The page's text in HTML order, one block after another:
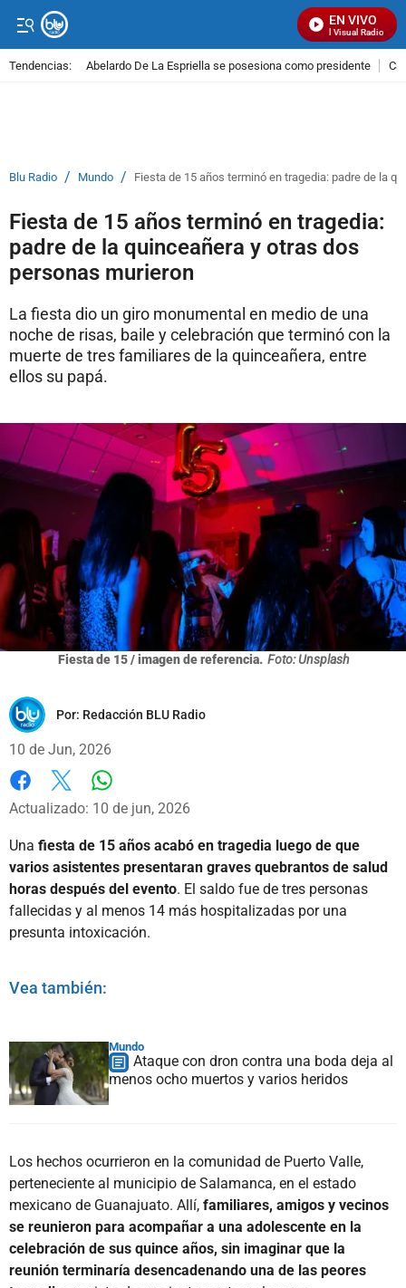
EN VIVO
Señal Visual Radio
Tendencias: Abelardo De La Espriella se posesiona como presidente
Blu Radio / Mundo / Fiesta de 15 años terminó en tragedia: padre de la
Fiesta de 15 años terminó en tragedia:
padre de la quinceañera y otras dos
personas murieron
La fiesta dio un giro monumental en medio de una
noche de risas, baile y celebración que terminó con la
muerte de tres familiares de la quinceañera, entre
ellos su papá.
Fiesta de 15 / imagen de referencia. Foto: Unsplash
Por: Redacción BLU Radio
10 de Jun, 2026
Facebook
X
Actualizado: 10 de jun, 2026
Una fiesta de 15 años acabó en tragedia luego de que
varios asistentes presentaran graves quebrantos de salud
horas después del evento. El saldo fue de tres personas
fallecidas y al menos 14 más hospitalizadas por una
presunta intoxicación.
Vea también:
Mundo
Ataque con dron contra una boda deja al
menos ocho muertos y varios heridos
Los hechos ocurrieron en la comunidad de Puerto Valle,
perteneciente al municipio de Salamanca, en el estado
mexicano de Guanajuato. Allí, familiares, amigos y vecinos
se reunieron para acompañar a una adolescente en la
celebración de sus quince años, sin imaginar que la
reunión terminaría desencadenando una de las peores